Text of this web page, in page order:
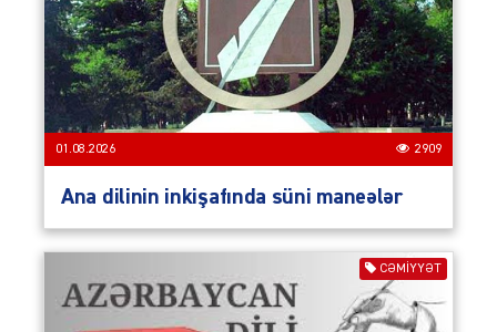
01.08.2026 2909
Ana dilinin inkişafında süni maneələr
CƏMIYYƏT